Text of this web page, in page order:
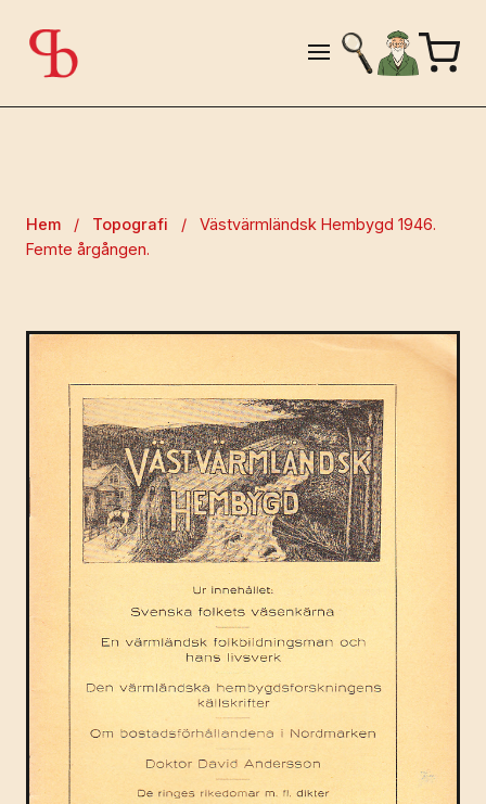
Hem / Topografi /
Västvärmländsk Hembygd 1946.
Femte årgången.